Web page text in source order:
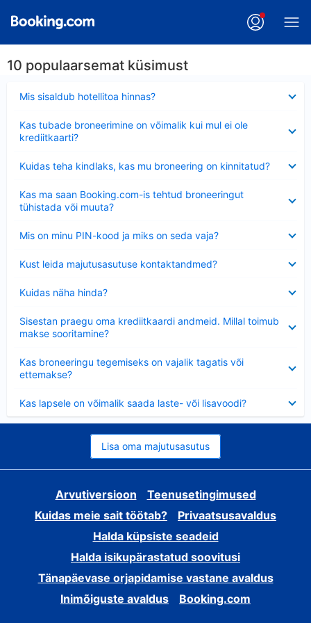
10 populaarsemat küsimust
Mis sisaldub hotellitoa hinnas?
Kas tubade broneerimine on võimalik kui mul ei ole
krediitkaarti?
Kuidas teha kindlaks, kas mu broneering on kinnitatud?
Kas ma saan Booking.com-is tehtud broneeringut
tühistada või muuta?
Mis on minu PIN-kood ja miks on seda vaja?
Kust leida majutusasutuse kontaktandmed?
Kuidas näha hinda?
Sisestan praegu oma krediitkaardi andmeid. Millal toimub
makse sooritamine?
Kas broneeringu tegemiseks on vajalik tagatis või
ettemakse?
Kas lapsele on võimalik saada laste- või lisavoodi?
Lisa oma majutusasutus
Arvutiversioon
Teenusetingimused
Kuidas meie sait töötab?
Privaatsusavaldus
Halda küpsiste seadeid
Halda isikupärastatud soovitusi
Tänapäevase orjapidamise vastane avaldus
Inimõiguste avaldus
Booking.com